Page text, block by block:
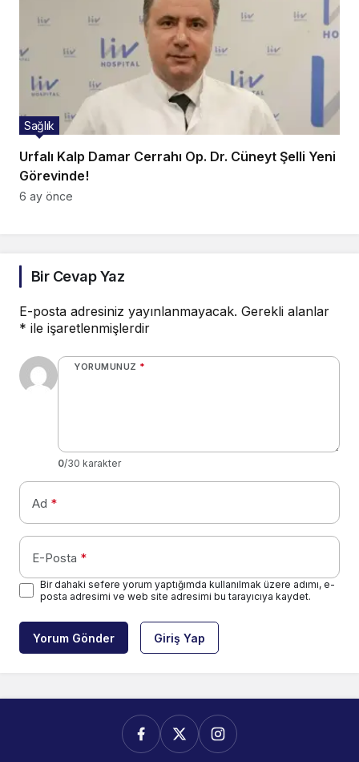
Urfalı Kalp Damar Cerrahı Op. Dr. Cüneyt Şelli Yeni
Görevinde!
Sağlık
6 ay önce
Bir Cevap Yaz
E-posta adresiniz yayınlanmayacak. Gerekli alanlar
* ile işaretlenmişlerdir
YORUMUNUZ *
0/30 karakter
Ad *
E-Posta *
Bir dahaki sefere yorum yaptığımda kullanılmak üzere adımı, e-
posta adresimi ve web site adresimi bu tarayıcıya kaydet.
Yorum Gönder Giriş Yap